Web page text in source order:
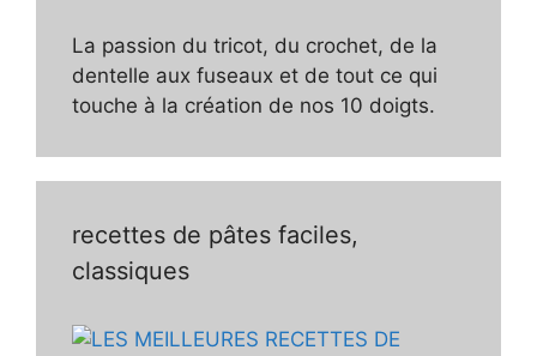
La passion du tricot, du crochet, de la
dentelle aux fuseaux et de tout ce qui
touche à la création de nos 10 doigts.
recettes de pâtes faciles,
classiques